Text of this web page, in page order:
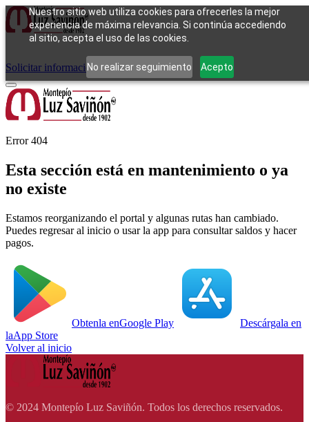
Nuestro sitio web utiliza cookies para ofrecerles la mejor
experiencia de máxima relevancia. Si continúa accediendo
al sitio, acepta el uso de las cookies.
No realizar seguimiento Acepto
Cómo funcionaTipos de empeñoCompraContacto
Solicitar información Iniciar sesión
Error 404
Esta sección está en mantenimiento o ya
no existe
Estamos reorganizando el portal y algunas rutas han cambiado.
Puedes regresar al inicio o usar la app para consultar saldos y hacer
pagos.
Obtenla enGoogle Play
Descárgala en
laApp Store
Volver al inicio
© 2024 Montepío Luz Saviñón. Todos los derechos reservados.